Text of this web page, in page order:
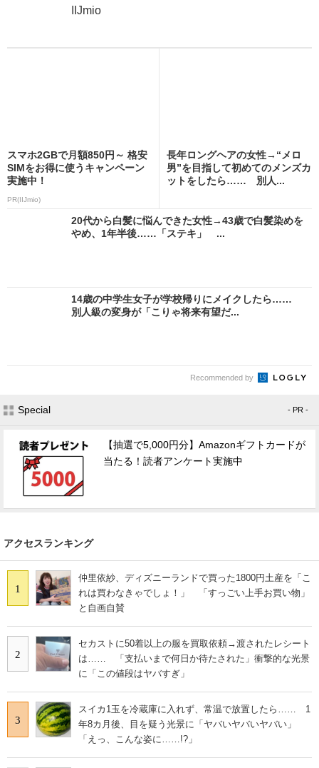
IIJmio
スマホ2GBで月額850円～ 格安
SIMをお得に使うキャンペーン
実施中！
PR(IIJmio)
長年ロングヘアの女性→“メロ
男”を目指して初めてのメンズカ
ットをしたら…… 別人...
20代から白髪に悩んできた女性→43歳で白髪染めを
やめ、1年半後……「ステキ」 ...
14歳の中学生女子が学校帰りにメイクしたら……
別人級の変身が「こりゃ将来有望だ...
Recommended by
Special - PR -
【抽選で5,000円分】Amazonギフトカードが
当たる！読者アンケート実施中
アクセスランキング
1
仲里依紗、ディズニーランドで買った1800円土産を「こ
れは買わなきゃでしょ！」 「すっごい上手お買い物」
と自画自賛
2
セカストに50着以上の服を買取依頼→渡されたレシート
は…… 「支払いまで何日か待たされた」衝撃的な光景
に「この値段はヤバすぎ」
3
スイカ1玉を冷蔵庫に入れず、常温で放置したら…… 1
年8カ月後、目を疑う光景に「ヤバいヤバいヤバい」
「えっ、こんな姿に……!?」